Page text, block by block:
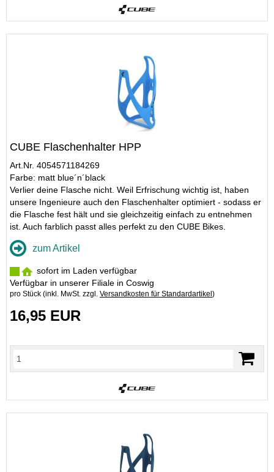
CUBE Flaschenhalter HPP
Art.Nr. 4054571184269
Farbe: matt blue´n´black
Verlier deine Flasche nicht. Weil Erfrischung wichtig ist, haben
unsere Ingenieure auch den Flaschenhalter optimiert - sodass er
die Flasche fest hält und sie gleichzeitig einfach zu entnehmen
ist. Auch farblich passt alles perfekt zu den CUBE Bikes.
zum Artikel
sofort im Laden verfügbar
Verfügbar in unserer Filiale in Coswig
pro Stück (inkl. MwSt. zzgl. Versandkosten für Standardartikel)
16,95 EUR